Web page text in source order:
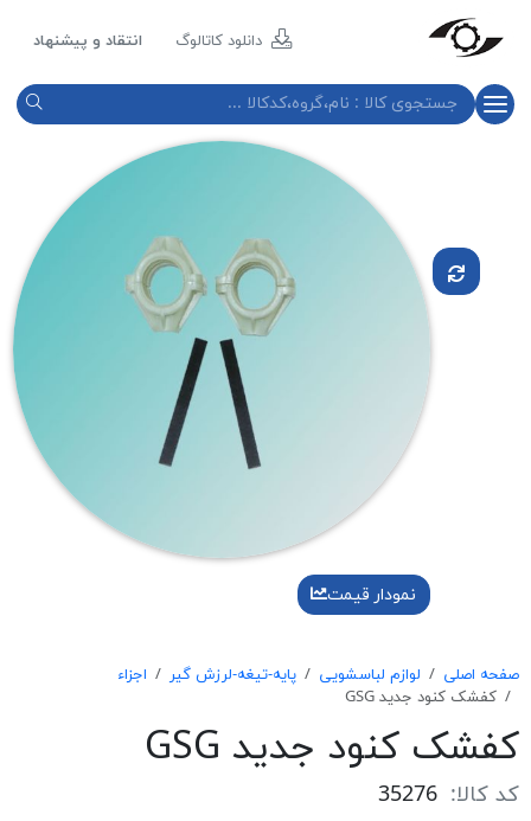
دانلود کاتالوگ انتقاد و پیشنهاد
نمودار قیمت
صفحه اصلی لوازم لباسشویی پایه-تیغه-لرزش گیر
اجزاء
کفشک کنود جدید GSG
کفشک کنود جدید GSG
کد کالا: 35276